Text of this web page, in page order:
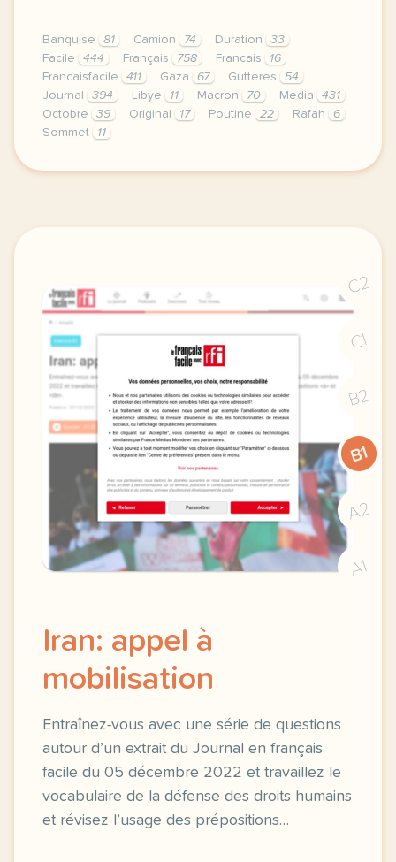
Banquise 81 Camion 74 Duration
33
Facile
444 Français 758 Francais
16
Francaisfacile
411 Gaza 67 Gutteres
54
Journal
394 Libye 11 Macron 70 Media
431
Octobre
39 Original 17 Poutine 22 Rafah
6
Sommet
11
exercice b1 les titres 2 aout 2023 vocabulaire la
C2
C1
B2
B1
A2
A1
Iran: appel à
mobilisation
Entraînez-vous avec une série de questions
autour d’un extrait du Journal en français
facile du 05 décembre 2022 et travaillez le
vocabulaire de la défense des droits humains
et révisez l’usage des prépositions…